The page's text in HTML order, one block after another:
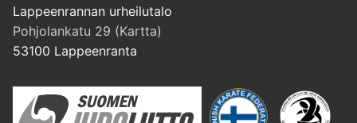
Lappeenrannan urheilutalo
Pohjolankatu 29 (Kartta)
53100 Lappeenranta